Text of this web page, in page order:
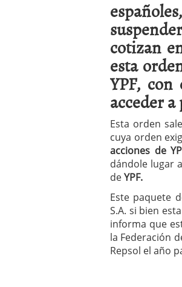
a
cotizan
esta
YPF,
acceder
Esta orden
cuya orden
acciones de
dándole lugar
deYPF.
Este paquete
S.A. si bien
informa que
la Federación
Repsol el año